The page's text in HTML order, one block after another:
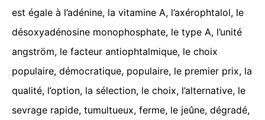
est égale à l’adénine, la vitamine A, l’axérophtalol, le
désoxyadénosine monophosphate, le type A, l’unité
angström, le facteur antiophtalmique, le choix
populaire, démocratique, populaire, le premier prix, la
qualité, l’option, la sélection, le choix, l’alternative, le
sevrage rapide, tumultueux, ferme, le jeûne, dégradé,